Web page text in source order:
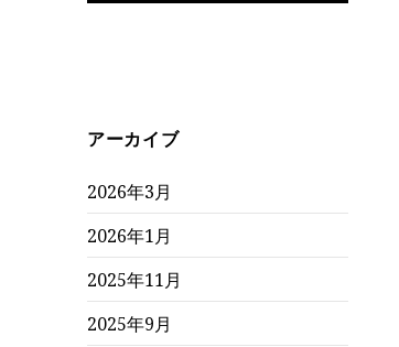
アーカイブ
2026年3月
2026年1月
2025年11月
2025年9月